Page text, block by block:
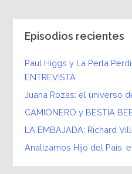
Episodios recientes
Paul Higgs y La Perla
ENTREVISTA
Juana Rozas: el universo
CAMIONERO y BESTIA
LA EMBAJADA: Richard
Analizamos Hijo del País,